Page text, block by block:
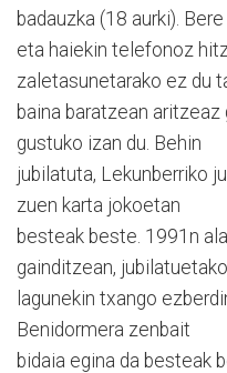
badauzka (18 aurki).
eta haiekin telefonoz
zaletasunetarako ez du
baina baratzean
gustuko izan du. Behin
jubilatuta, Lekunberriko
zuen karta jokoetan
besteak beste. 1991n
gainditzean, jubilatuetako
lagunekin txango
Benidormera zenbait
bidaia egina da besteak